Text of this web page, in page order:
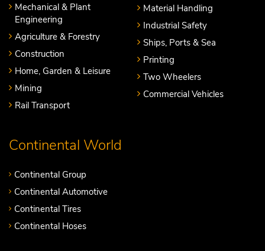
Mechanical & Plant
Engineering
Agriculture & Forestry
Construction
Home, Garden & Leisure
Mining
Rail Transport
Material Handling
Industrial Safety
Ships, Ports & Sea
Printing
Two Wheelers
Commercial Vehicles
Continental World
Continental Group
Continental Automotive
Continental Tires
Continental Hoses